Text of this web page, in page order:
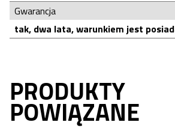
Gwarancja
tak, dwa lata, warunkiem jest
PRODUKTY
POWIĄZANE